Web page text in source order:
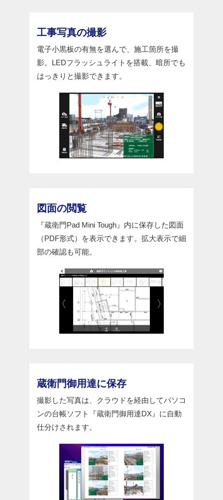
工事写真の撮影
電子小黒板の有無を選んで、施工箇所を撮
影。LEDフラッシュライトを搭載、暗所でも
はっきりと撮影できます。
図面の閲覧
『蔵衛門Pad Mini Tough』内に保存した図面
（PDF形式）を表示できます。拡大表示で細
部の確認も可能。
蔵衛門御用達に保存
撮影した写真は、クラウドを経由してパソコ
ンの台帳ソフト『蔵衛門御用達DX』に自動
仕分けされます。